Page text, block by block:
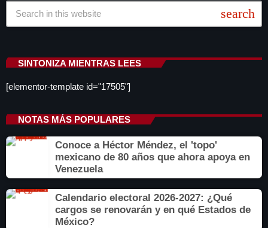
search
SINTONIZA MIENTRAS LEES
[elementor-template id="17505"]
NOTAS MÁS POPULARES
Conoce a Héctor Méndez, el 'topo'
mexicano de 80 años que ahora apoya en
Venezuela
Calendario electoral 2026-2027: ¿Qué
cargos se renovarán y en qué Estados de
México?